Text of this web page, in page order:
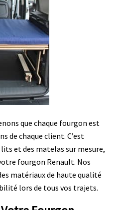
que chaque fourgon est
de chaque client. C’est
et des matelas sur mesure,
fourgon Renault. Nos
matériaux de haute qualité
lors de tous vos trajets.